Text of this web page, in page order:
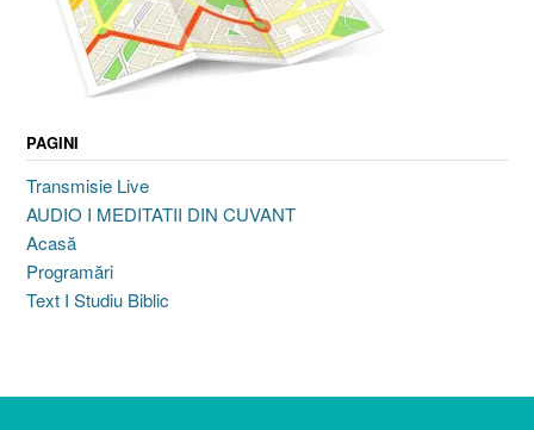
PAGINI
Transmisie Live
AUDIO I MEDITATII DIN CUVANT
Acasă
Programări
Text I Studiu Biblic